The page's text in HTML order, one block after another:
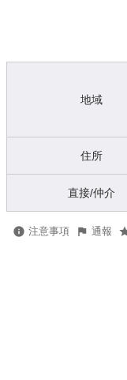
地域
住所
直接/仲介
注意事項 通報